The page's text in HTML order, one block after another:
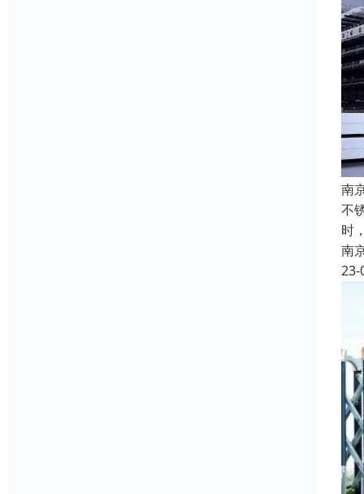
南
不
时
南
23-